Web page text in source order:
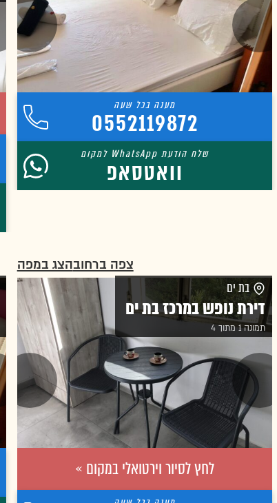
0552119872
וואטסאפ
צפה ברחובהצג במפה
בת ים
דירת נופש במרכז בת ים
תמונה 1 מתוך 4
לחץ לסיור וירטואלי במקום »